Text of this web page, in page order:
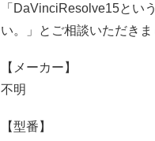
「DaVinciResolve15とい
い。」とご相談いただきま
【メーカー】
不明
【型番】